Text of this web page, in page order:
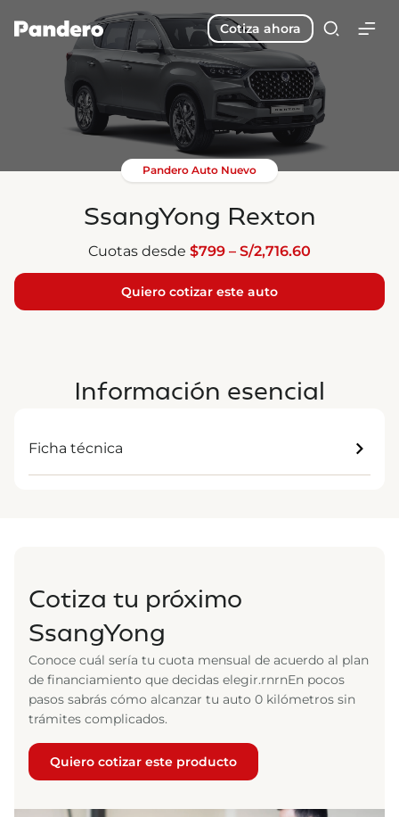
Cotiza ahora
Pandero Auto Nuevo
SsangYong Rexton
Cuotas desde $799 – S/2,716.60
Quiero cotizar este auto
Información esencial
Ficha técnica
Cotiza tu próximo
SsangYong
Conoce cuál sería tu cuota mensual de acuerdo al plan
de financiamiento que decidas elegir.rnrnEn pocos
pasos sabrás cómo alcanzar tu auto 0 kilómetros sin
trámites complicados.
Quiero cotizar este producto